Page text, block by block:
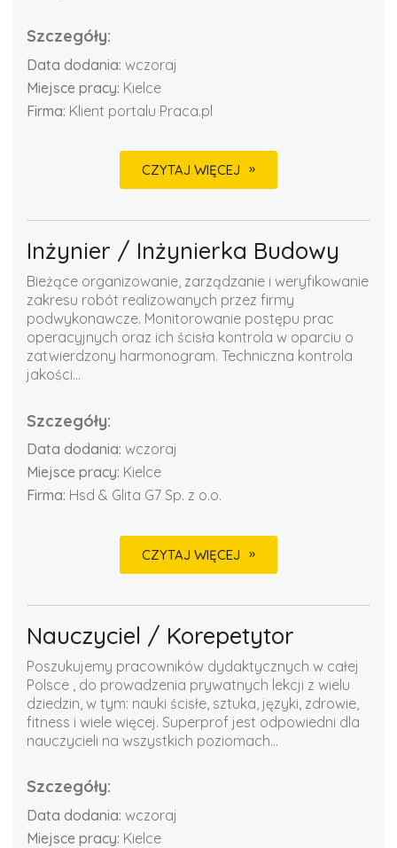
Szczegóły:
Data dodania: wczoraj
Miejsce pracy: Kielce
Firma: Klient portalu Praca.pl
CZYTAJ WIĘCEJ
Inżynier / Inżynierka Budowy
Bieżące organizowanie, zarządzanie i weryfikowanie
zakresu robót realizowanych przez firmy
podwykonawcze. Monitorowanie postępu prac
operacyjnych oraz ich ścisła kontrola w oparciu o
zatwierdzony harmonogram. Techniczna kontrola
jakości...
Szczegóły:
Data dodania: wczoraj
Miejsce pracy: Kielce
Firma: Hsd & Glita G7 Sp. z o.o.
CZYTAJ WIĘCEJ
Nauczyciel / Korepetytor
Poszukujemy pracowników dydaktycznych w całej
Polsce , do prowadzenia prywatnych lekcji z wielu
dziedzin, w tym: nauki ścisłe, sztuka, języki, zdrowie,
fitness i wiele więcej. Superprof jest odpowiedni dla
nauczycieli na wszystkich poziomach...
Szczegóły:
Data dodania: wczoraj
Miejsce pracy: Kielce